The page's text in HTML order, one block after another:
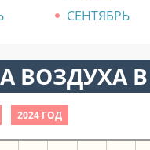
СЕНТЯБРЬ
ВОЗДУХА
2024 ГОД